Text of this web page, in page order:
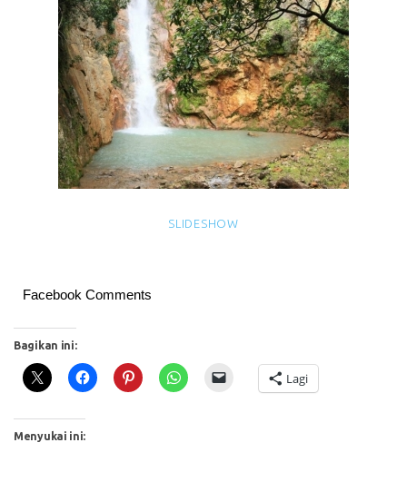
SLIDESHOW
Facebook Comments
Bagikan ini:
Lagi
Menyukai ini: